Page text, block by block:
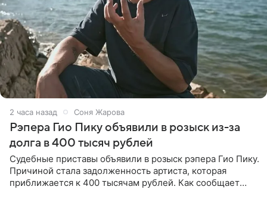
2 часа назад Соня Жарова
Рэпера Гио Пику объявили в розыск из-за
долга в 400 тысяч рублей
Судебные приставы объявили в розыск рэпера Гио Пику.
Причиной стала задолженность артиста, которая
приближается к 400 тысячам рублей. Как сообщает